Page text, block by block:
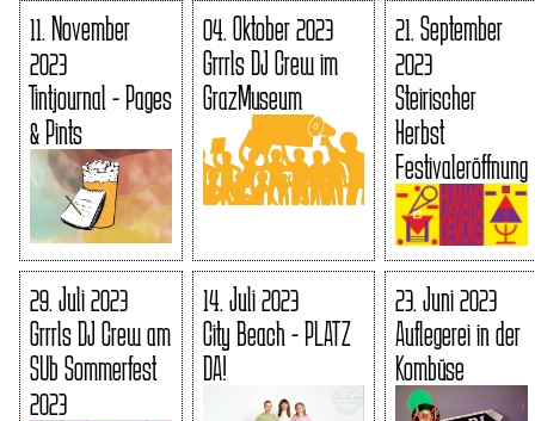
11. November
2023
Tintjournal - Pages
& Pints
04. Oktober 2023
Grrrls DJ Crew im
GrazMuseum
21. September
2023
Steirischer
Herbst
Festivaleröffnung
29. Juli 2023
Grrrls DJ Crew am
SUb Sommerfest
2023
14. Juli 2023
City Beach - PLATZ
DA!
23. Juni 2023
Auflegerei in der
Kombüse